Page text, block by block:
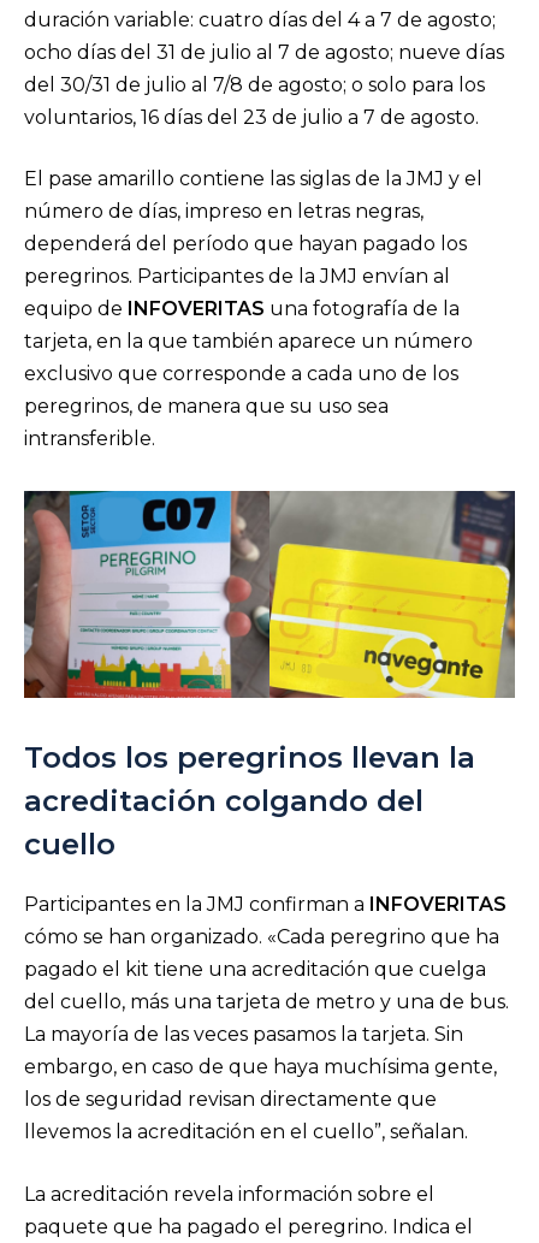
duración variable: cuatro días del 4 a 7 de agosto;
ocho días del 31 de julio al 7 de agosto; nueve días
del 30/31 de julio al 7/8 de agosto; o solo para los
voluntarios, 16 días del 23 de julio a 7 de agosto.
El pase amarillo contiene las siglas de la JMJ y el
número de días, impreso en letras negras,
dependerá del período que hayan pagado los
peregrinos. Participantes de la JMJ envían al
equipo de
INFOVERITAS una fotografía de la
tarjeta, en la que también aparece un número
exclusivo que corresponde a cada uno de los
peregrinos, de manera que su uso sea
intransferible.
Todos los peregrinos llevan la
acreditación colgando del
cuello
Participantes en la JMJ confirman a
INFOVERITAS
cómo se han organizado. «Cada peregrino que ha
pagado el kit tiene una acreditación que cuelga
del cuello, más una tarjeta de metro y una de bus.
La mayoría de las veces pasamos la tarjeta. Sin
embargo, en caso de que haya muchísima gente,
los de seguridad revisan directamente que
llevemos la acreditación en el cuello”, señalan.
La acreditación revela información sobre el
paquete que ha pagado el peregrino. Indica el